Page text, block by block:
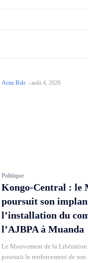
Actu Rdc -août 4, 2026
Politique
Kongo-Central : le
poursuit son
l’installation du
l’AJBPA à Muanda
Le Mouvement de la
poursuit le renforcement de